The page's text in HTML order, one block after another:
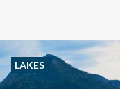
LAKES